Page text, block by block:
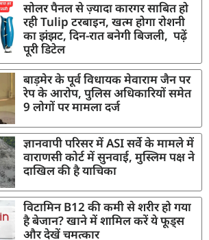
सोलर पैनल से ज़्यादा कारगर साबित हो
रही Tulip टरबाइन, खत्म होगा रोशनी
का झंझट, दिन-रात बनेगी बिजली, पढ़ें
पूरी डिटेल
बाड़मेर के पूर्व विधायक मेवाराम जैन पर
रेप के आरोप, पुलिस अधिकारियों समेत
9 लोगों पर मामला दर्ज
ज्ञानवापी परिसर में ASI सर्वे के मामले में
वाराणसी कोर्ट में सुनवाई, मुस्लिम पक्ष ने
दाखिल की है याचिका
विटामिन B12 की कमी से शरीर हो गया
है बेजान? खाने में शामिल करें ये फूड्स
और देखें चमत्कार